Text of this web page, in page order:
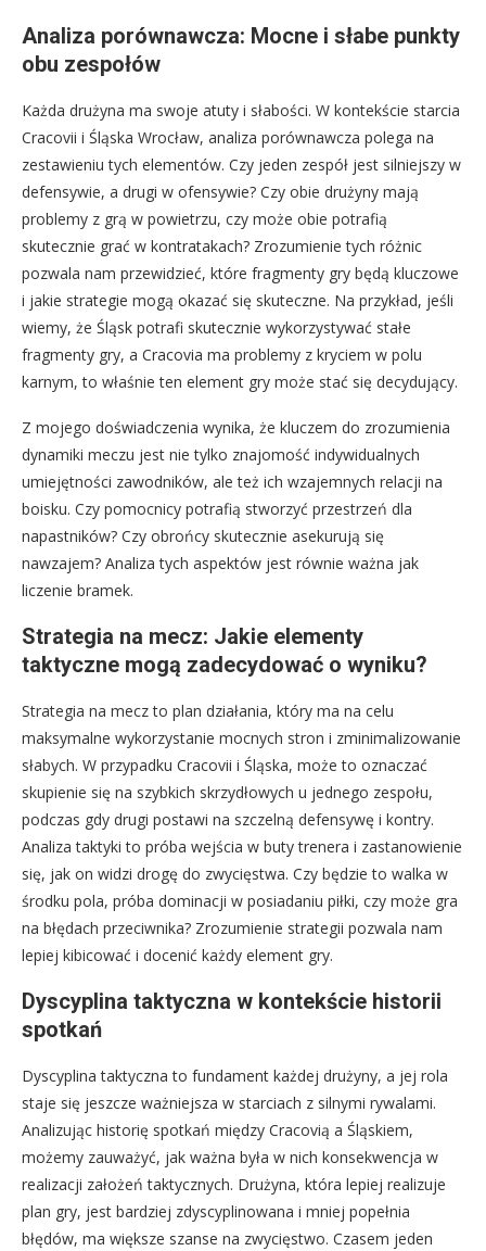
Analiza porównawcza: Mocne i słabe punkty
obu zespołów
Każda drużyna ma swoje atuty i słabości. W kontekście starcia
Cracovii i Śląska Wrocław, analiza porównawcza polega na
zestawieniu tych elementów. Czy jeden zespół jest silniejszy w
defensywie, a drugi w ofensywie? Czy obie drużyny mają
problemy z grą w powietrzu, czy może obie potrafią
skutecznie grać w kontratakach? Zrozumienie tych różnic
pozwala nam przewidzieć, które fragmenty gry będą kluczowe
i jakie strategie mogą okazać się skuteczne. Na przykład, jeśli
wiemy, że Śląsk potrafi skutecznie wykorzystywać stałe
fragmenty gry, a Cracovia ma problemy z kryciem w polu
karnym, to właśnie ten element gry może stać się decydujący.
Z mojego doświadczenia wynika, że kluczem do zrozumienia
dynamiki meczu jest nie tylko znajomość indywidualnych
umiejętności zawodników, ale też ich wzajemnych relacji na
boisku. Czy pomocnicy potrafią stworzyć przestrzeń dla
napastników? Czy obrońcy skutecznie asekurują się
nawzajem? Analiza tych aspektów jest równie ważna jak
liczenie bramek.
Strategia na mecz: Jakie elementy
taktyczne mogą zadecydować o wyniku?
Strategia na mecz to plan działania, który ma na celu
maksymalne wykorzystanie mocnych stron i zminimalizowanie
słabych. W przypadku Cracovii i Śląska, może to oznaczać
skupienie się na szybkich skrzydłowych u jednego zespołu,
podczas gdy drugi postawi na szczelną defensywę i kontry.
Analiza taktyki to próba wejścia w buty trenera i zastanowienie
się, jak on widzi drogę do zwycięstwa. Czy będzie to walka w
środku pola, próba dominacji w posiadaniu piłki, czy może gra
na błędach przeciwnika? Zrozumienie strategii pozwala nam
lepiej kibicować i docenić każdy element gry.
Dyscyplina taktyczna w kontekście historii
spotkań
Dyscyplina taktyczna to fundament każdej drużyny, a jej rola
staje się jeszcze ważniejsza w starciach z silnymi rywalami.
Analizując historię spotkań między Cracovią a Śląskiem,
możemy zauważyć, jak ważna była w nich konsekwencja w
realizacji założeń taktycznych. Drużyna, która lepiej realizuje
plan gry, jest bardziej zdyscyplinowana i mniej popełnia
błędów, ma większe szanse na zwycięstwo. Czasem jeden